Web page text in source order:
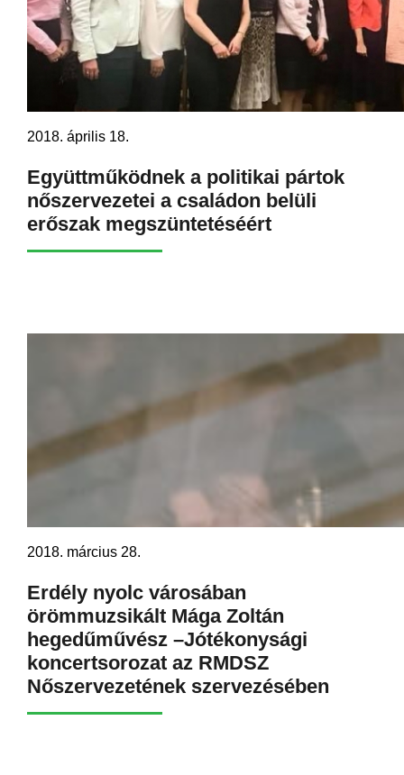
2018. április 18.
Együttműködnek a politikai pártok
nőszervezetei a családon belüli
erőszak megszüntetéséért
2018. március 28.
Erdély nyolc városában
örömmuzsikált Mága Zoltán
hegedűművész –Jótékonysági
koncertsorozat az RMDSZ
Nőszervezetének szervezésében